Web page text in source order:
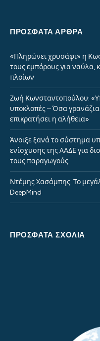
ΠΡΌΣΦΑΤΑ ΆΡΘΡΑ
«Πληρώνει χρυσάφι» η
τους εμπόρους για ναύλα,
πλοίων
Ζωή Κωνσταντοπούλου:
υποκλοπές – Όσα γρανάζια
επικρατήσει η αλήθεια»
Άνοιξε ξανά το σύστημα
ενίσχυσης της ΑΑΔΕ για
τους παραγωγούς
Ντέμης Χασάμπης: Το
DeepMind
ΠΡΌΣΦΑΤΑ ΣΧΌΛΙΑ